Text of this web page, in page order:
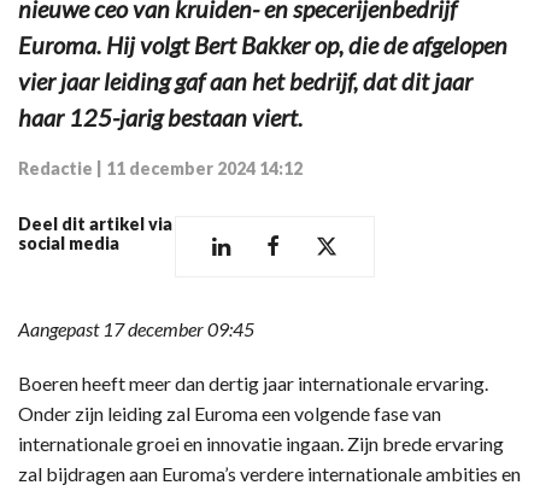
nieuwe ceo van kruiden- en specerijenbedrijf
Euroma. Hij volgt Bert Bakker op, die de afgelopen
vier jaar leiding gaf aan het bedrijf, dat dit jaar
haar 125-jarig bestaan viert.
Redactie 11 december 2024 14:12
Deel dit artikel via
social media
Aangepast 17 december 09:45
Boeren heeft meer dan dertig jaar internationale ervaring.
Onder zijn leiding zal Euroma een volgende fase van
internationale groei en innovatie ingaan. Zijn brede ervaring
zal bijdragen aan Euroma’s verdere internationale ambities en